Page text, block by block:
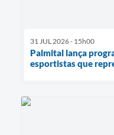
31 JUL 2026 - 15h00
Palmital lança
esportistas que